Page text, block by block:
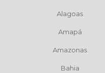
Alagoas
Amapá
Amazonas
Bahia